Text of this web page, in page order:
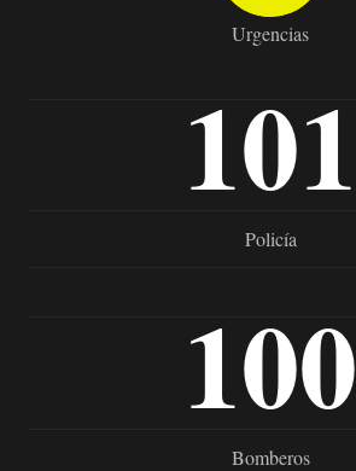
Urgencias
101
Policía
100
Bomberos